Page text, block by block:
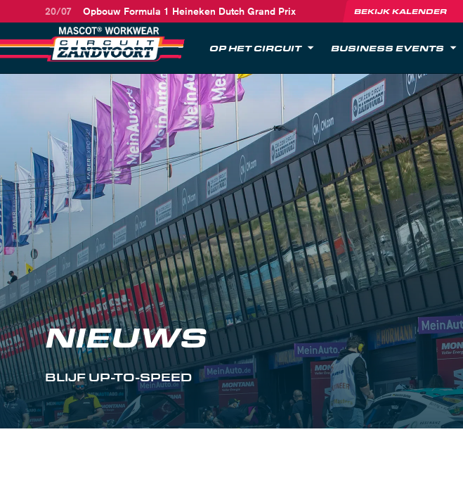
20/07 Opbouw Formula 1 Heineken Dutch Grand Prix BEKIJK KALENDER
OP HET CIRCUIT BUSINESS EVENTS
NIEUWS
BLIJF UP-TO-SPEED